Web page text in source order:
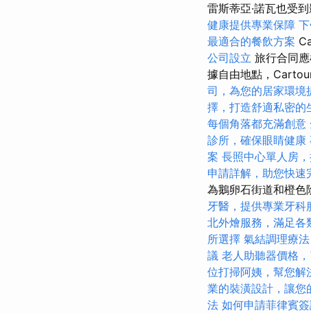
雷斯蒂亞·諾瓦也受到
健康提供專業保障
最適合的餐飲方案
公司設立 旅行合同
據自由地點，
司，為您的居家環境
擇，打造舒適私密的
每個角落都充滿創意
診所，確保眼睛健康
案 長照中心單人房
申請詳解，助您快速
為鵝卵石街道和橙色
牙醫，提供專業牙科
北外燴服務，滿足各
所選擇 氣結調理療法
議 老人助聽器價格
位打掃阿姨，幫您解
業的裝潢設計，讓您
法 如何申請菲律賓